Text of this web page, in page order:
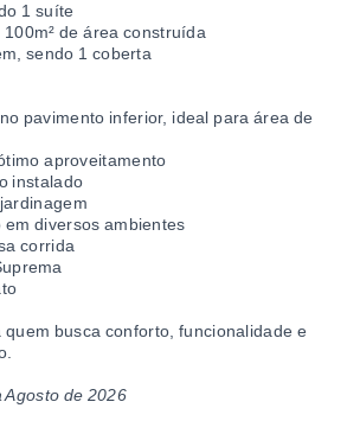
1 suíte
de área construída
sendo 1 coberta
pavimento inferior, ideal para área de
aproveitamento
instalado
em diversos ambientes
corrida
quem busca conforto, funcionalidade e
de 2026